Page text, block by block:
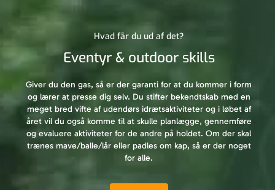
Hvad får du ud af det?
Eventyr & outdoor skills
Giver du den gas, så er der garanti for at du kommer i form
og lærer at presse dig selv. Du stifter bekendtskab med en
meget bred vifte af udendørs idrætsaktiviteter og i løbet af
året vil du også komme til at skulle planlægge, gennemføre
og evaluere aktiviteter for de andre på holdet.Om der skal
trænes mave/balle/lår eller padles om kap, så er der noget
for alle.